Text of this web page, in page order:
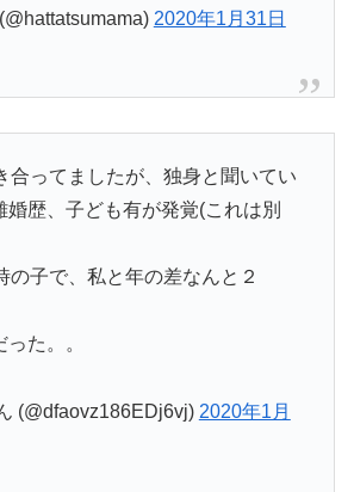
2020年1月31日
合ってましたが、独身と聞いてい
婚歴、子ども有が発覚(これは別
の子で、私と年の差なんと２
た。。
(@dfaovz186EDj6vj) 2020年1月